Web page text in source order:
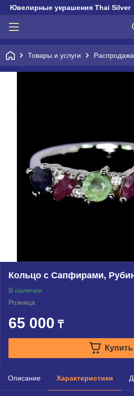
Ювелирные украшения Thai Silver
Товары и услуги Распродажа
Кольцо с Сапфирами,
В наличии
Розница
65 000 ₸
Купить
Описание Характеристики